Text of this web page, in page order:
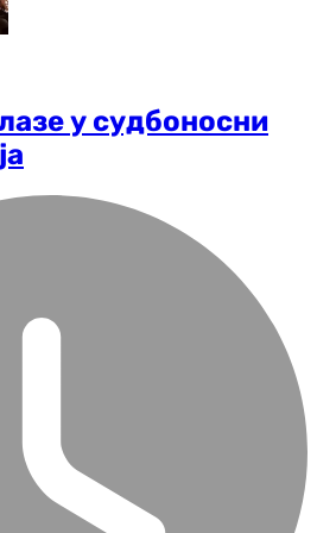
у судбоносни